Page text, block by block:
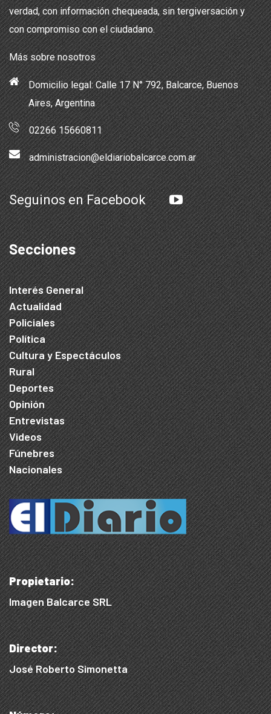
verdad, con información chequeada, sin tergiversación y
con compromiso con el ciudadano.
Más sobre nosotros
Domicilio legal: Calle 17 N° 792, Balcarce, Buenos
Aires, Argentina
02266 15660811
administracion@eldiariobalcarce.com.ar
Seguinos en Facebook
Secciones
Interés General
Actualidad
Policiales
Política
Cultura y Espectáculos
Rural
Deportes
Opinión
Entrevistas
Videos
Fúnebres
Nacionales
Propietario:
Imagen Balcarce SRL
Director:
José Roberto Simonetta